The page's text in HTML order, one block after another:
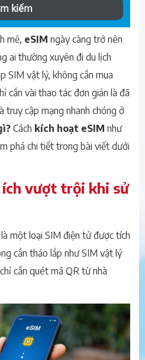
kiếm
mẽ, eSIM ngày càng trở nên
ai thường xuyên đi du lịch
SIM vật lý, không cần mua
cần vài thao tác đơn giản là đã
truy cập mạng nhanh chóng ở
Cách kích hoạt eSIM như
phá chi tiết trong bài viết dưới
ích vượt trội khi sử
là một loại SIM điện tử được tích
cần tháo lắp như SIM vật lý
cần quét mã QR từ nhà